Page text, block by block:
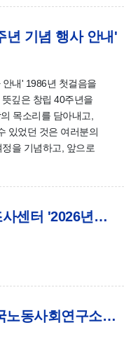
년 기념 행사 안내'
내' 1986년 첫걸음을
깊은 창립 40주년을
목소리를 담아내고,
있었던 것은 여러분의
을 기념하고, 앞으로
연구소 부설 한국직장괴롭힘조사센터 '2026년도 주요 사업 안내' (교육/컨설팅)
[부고] 故 이평광님(이주환 한국노동사회연구소 부소장 부친상)